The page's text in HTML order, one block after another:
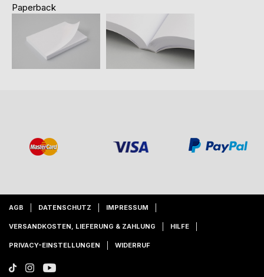
Paperback
AGB DATENSCHUTZ IMPRESSUM
VERSANDKOSTEN, LIEFERUNG & ZAHLUNG HILFE
PRIVACY-EINSTELLUNGEN WIDERRUF